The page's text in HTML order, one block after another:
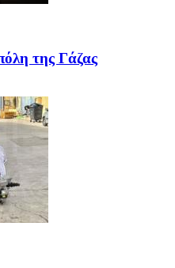
της Γάζας